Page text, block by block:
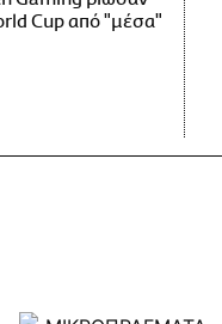
Cup από "μέσα"